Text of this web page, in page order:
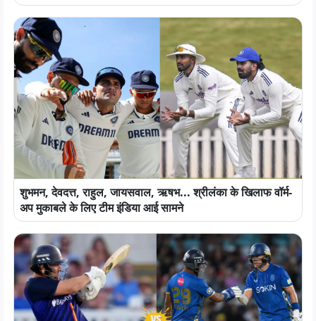
शुभमन, देवदत्त, राहुल, जायसवाल, ऋषभ... श्रीलंका के खिलाफ वॉर्म-
अप मुकाबले के लिए टीम इंडिया आई सामने